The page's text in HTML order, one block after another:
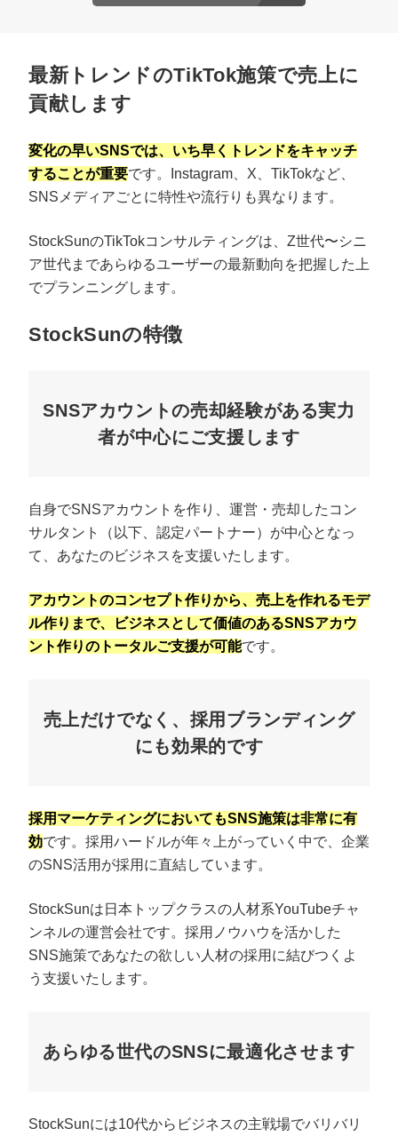
最新トレンドのTikTok施策で売上に
貢献します
変化の早いSNSでは、いち早くトレンドをキャッチ
することが重要です。Instagram、X、TikTokなど、
SNSメディアごとに特性や流行りも異なります。
StockSunのTikTokコンサルティングは、Z世代〜シニ
ア世代まであらゆるユーザーの最新動向を把握した上
でプランニングします。
StockSunの特徴
SNSアカウントの売却経験がある実力
者が中心にご支援します
自身でSNSアカウントを作り、運営・売却したコン
サルタント（以下、認定パートナー）が中心となっ
て、あなたのビジネスを支援いたします。
アカウントのコンセプト作りから、売上を作れるモデ
ル作りまで、ビジネスとして価値のあるSNSアカウ
ント作りのトータルご支援が可能です。
売上だけでなく、採用ブランディング
にも効果的です
採用マーケティングにおいてもSNS施策は非常に有
効です。採用ハードルが年々上がっていく中で、企業
のSNS活用が採用に直結しています。
StockSunは日本トップクラスの人材系YouTubeチャ
ンネルの運営会社です。採用ノウハウを活かした
SNS施策であなたの欲しい人材の採用に結びつくよ
う支援いたします。
あらゆる世代のSNSに最適化させます
StockSunには10代からビジネスの主戦場でバリバリ